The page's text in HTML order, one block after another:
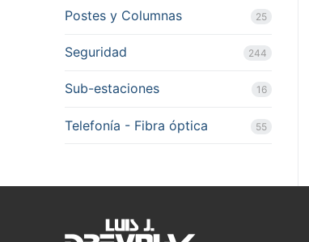
Postes y Columnas 25
Seguridad 244
Sub-estaciones 16
Telefonía - Fibra óptica 55